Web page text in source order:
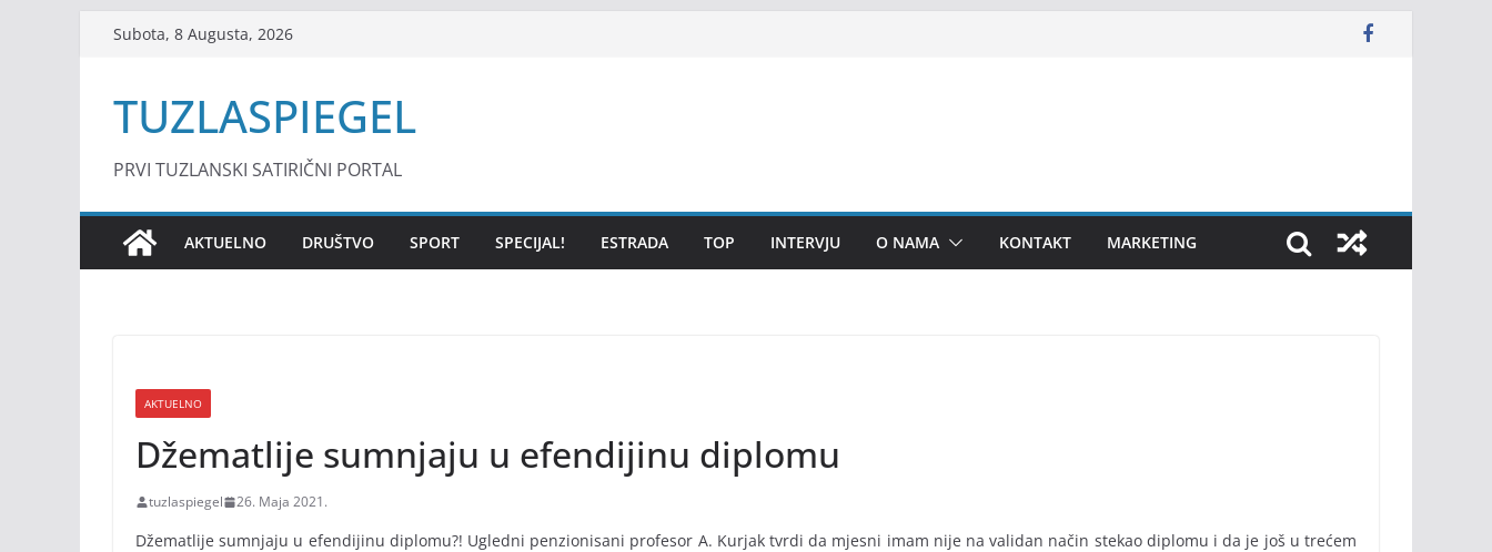
Subota, 8 Augusta, 2026
TUZLASPIEGEL
PRVI TUZLANSKI SATIRIČNI PORTAL
AKTUELNO DRUŠTVO SPORT SPECIJAL! ESTRADA TOP INTERVJU O NAMA KONTAKT MARKETING
AKTUELNO
Džematlije sumnjaju u efendijinu diplomu
tuzlaspiegel 26. Maja 2021.
Džematlije sumnjaju u efendijinu diplomu?! Ugledni penzionisani profesor A. Kurjak tvrdi da mjesni imam nije na validan način stekao diplomu i da je još u trećem